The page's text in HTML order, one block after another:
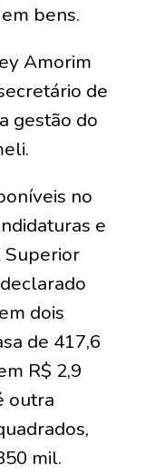
bens.
Amorim
de
gestão do
no
e
Superior
dois
de 417,6
R$ 2,9
outra
mil.